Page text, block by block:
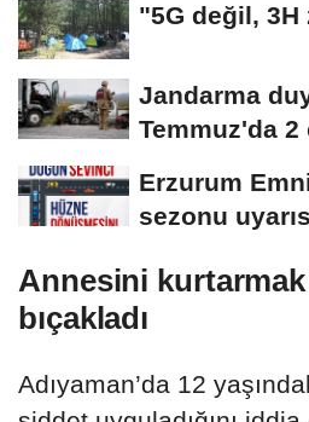
"5G değil, 3H
Jandarma
Temmuz'da
Erzurum
sezonu
Annesini kurtarmak
bıçakladı
Adıyaman’da 12